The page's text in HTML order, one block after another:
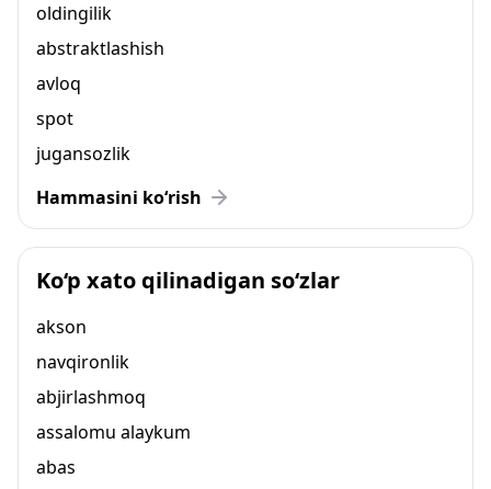
oldingilik
abstraktlashish
avloq
spot
jugansozlik
Hammasini ko‘rish
Ko‘p xato qilinadigan so‘zlar
akson
navqironlik
abjirlashmoq
assalomu alaykum
abas